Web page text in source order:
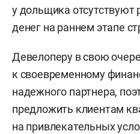
у дольщика отсутствуют
денег на раннем этапе
Девелоперу в свою
к своевременному
надежного партнера,
предложить клиентам
на привлекательных